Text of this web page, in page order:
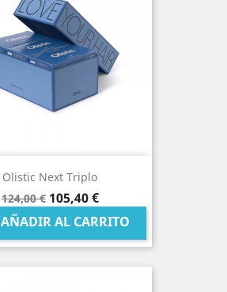
Olistic Next Triplo
Precio
base
124,00 € Precio
105,40 €
AÑADIR AL CARRITO